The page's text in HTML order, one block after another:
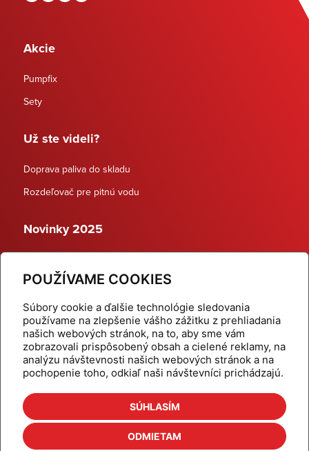
POUŽÍVAME COOKIES
Súbory cookie a ďalšie technológie sledovania
používame na zlepšenie vášho zážitku z prehliadania
našich webových stránok, na to, aby sme vám
zobrazovali prispôsobený obsah a cielené reklamy, na
analýzu návštevnosti našich webových stránok a na
pochopenie toho, odkiaľ naši návštevníci prichádzajú.
SÚHLASÍM
ODMIETAM
Akcie
Pumpfix
Sety
Už ste videli?
Doprava paliva do skladu
Rozdeľovač pre pitnú vodu
Novinky 2025
Dynamické termostatické ventily
Domov
Produkty
Aktuality
Odber šikovné tipy
Kalkulačky
Cenníky
Na stiahnutie
Referencie
Kontakt